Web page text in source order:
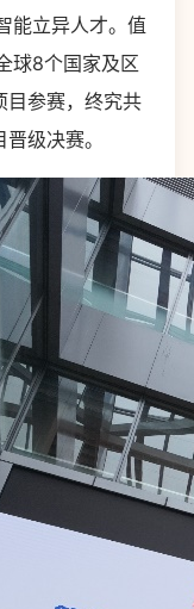
能立异人才。值
球8个国家及区
参赛，终究共
级决赛。